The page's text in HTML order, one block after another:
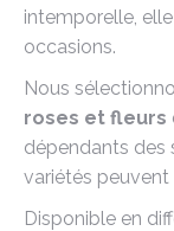
intemporelle,
occasions.
Nous
roses et fleurs
dépendants des
variétés
Disponible en